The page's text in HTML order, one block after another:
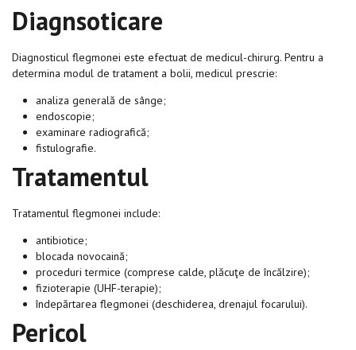
Diagnsoticare
Diagnosticul flegmonei este efectuat de medicul-chirurg. Pentru a
determina modul de tratament a bolii, medicul prescrie:
analiza generală de sânge;
endoscopie;
examinare radiografică;
fistulografie.
Tratamentul
Tratamentul flegmonei include:
antibiotice;
blocada novocaină;
proceduri termice (comprese calde, plăcuţe de încălzire);
fizioterapie (UHF-terapie);
îndepărtarea flegmonei (deschiderea, drenajul focarului).
Pericol